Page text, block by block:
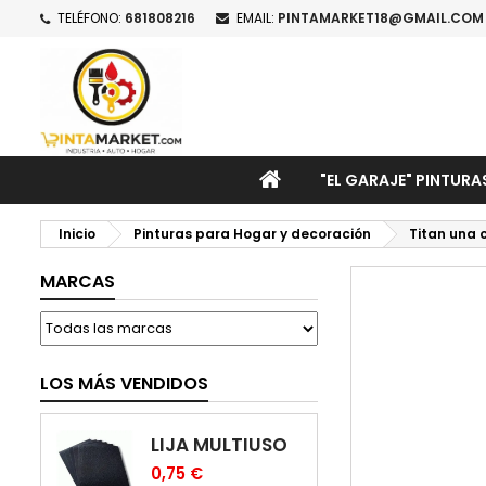
TELÉFONO: 681808216 EMAIL: PINTAMARKET18@GMAIL.COM
INICIO"EL GARAJE"
Inicio Pinturas para Hogar y decoración Titan una
MARCAS
LOS MÁS VENDIDOS
LIJA MULTIUSO
0,75 €